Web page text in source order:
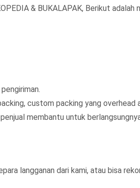
& BUKALAPAK, Berikut
custom packing yang overhead
membantu untuk
langganan dari kami, atau bisa